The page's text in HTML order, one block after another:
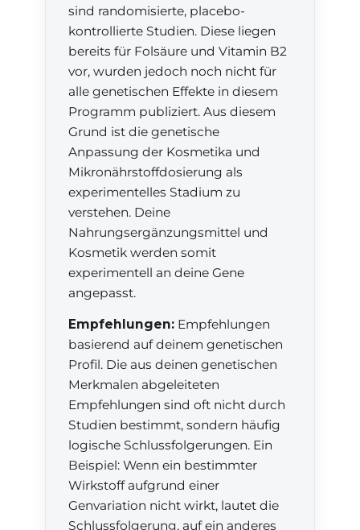
sind randomisierte, placebo-
kontrollierte Studien. Diese liegen
bereits für Folsäure und Vitamin B2
vor, wurden jedoch noch nicht für
alle genetischen Effekte in diesem
Programm publiziert. Aus diesem
Grund ist die genetische
Anpassung der Kosmetika und
Mikronährstoffdosierung als
experimentelles Stadium zu
verstehen. Deine
Nahrungsergänzungsmittel und
Kosmetik werden somit
experimentell an deine Gene
angepasst.
Empfehlungen: Empfehlungen
basierend auf deinem genetischen
Profil. Die aus deinen genetischen
Merkmalen abgeleiteten
Empfehlungen sind oft nicht durch
Studien bestimmt, sondern häufig
logische Schlussfolgerungen. Ein
Beispiel: Wenn ein bestimmter
Wirkstoff aufgrund einer
Genvariation nicht wirkt, lautet die
Schlussfolgerung, auf ein anderes